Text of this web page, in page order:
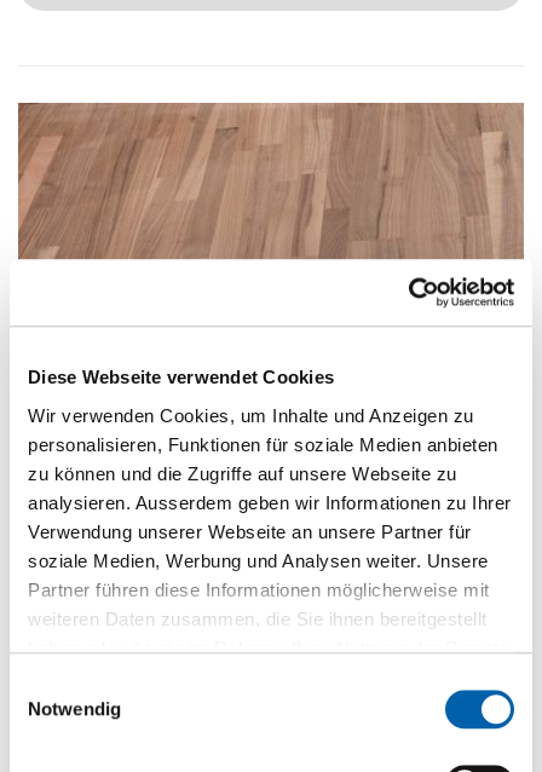
Diese Webseite verwendet Cookies
Wir verwenden Cookies, um Inhalte und Anzeigen zu
personalisieren, Funktionen für soziale Medien anbieten
zu können und die Zugriffe auf unsere Webseite zu
analysieren. Ausserdem geben wir Informationen zu Ihrer
Verwendung unserer Webseite an unsere Partner für
soziale Medien, Werbung und Analysen weiter. Unsere
Partner führen diese Informationen möglicherweise mit
weiteren Daten zusammen, die Sie ihnen bereitgestellt
haben oder die sie im Rahmen Ihrer Nutzung der Dienste
Notwendig
1-Schicht Nussbaum ami. A/B keilgezinkte Lamellen mit